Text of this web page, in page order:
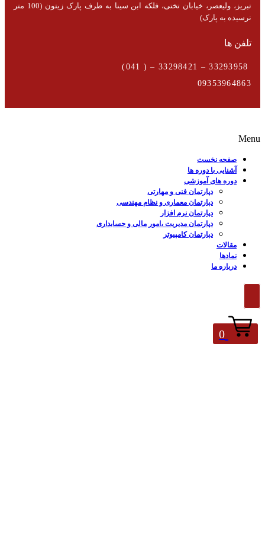
تبریز، ولیعصر، خیابان تختی، فلکه ابن سینا به طرف پارک زیتون (100 متر
نرسیده به پارک)
تلفن ها
09353964863
Menu
صفحه نخست
آشنایی با دوره ها
دوره های آموزشی
دپارتمان فنی و مهارتی
دپارتمان معماری و نظام مهندسی
دپارتمان نرم افزار
دپارتمان مدیریت ،امور مالی و حسابداری
دپارتمان کامپیوتر
مقالات
نمادها
درباره ما
0